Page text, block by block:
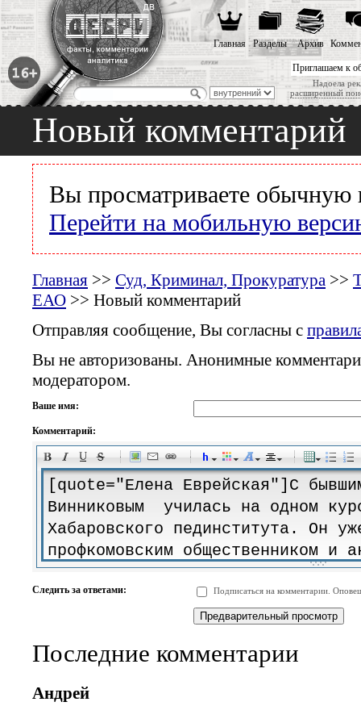
Приглашаем к
Надоела
расширенный
Главная Разделы Архив
Новый комментарий
Вы просматриваете обычную
Перейти на мобильную
Главная >> Суд, Криминал, Прокуратура >>
ЕАО >> Новый комментарий
Отправляя сообщение, Вы согласны с
Вы не авторизованы. Анонимные
модератором.
Ваше имя:
Комментарий:
-
-
-
-
-
-
-
-
-
-
-
-
-
-
-
-
-
-
-
-
-
-
-
-
-
-
-
Следить за ответами: Подписаться на комментарии.
Последние комментарии
Андрей